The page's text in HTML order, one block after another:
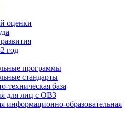
оценки
год
программы
стандарты
техническая база
для лиц с ОВЗ
информационно-образовательная